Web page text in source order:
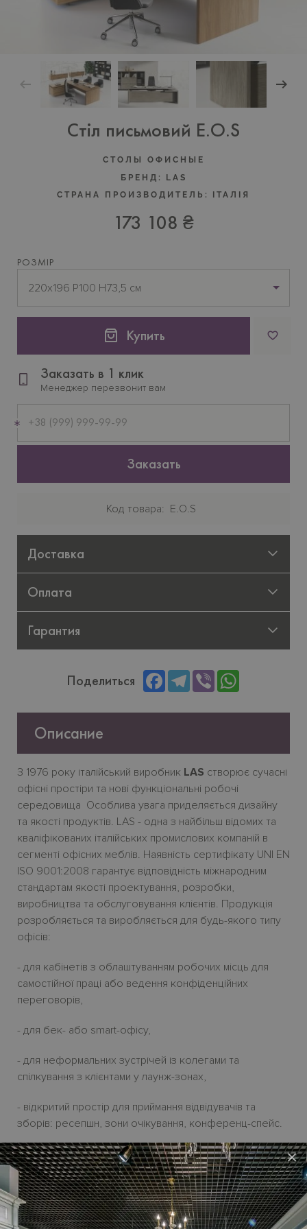
×
Стіл письмовий E.O.S
СТОЛЫ ОФИСНЫЕ
СТРАНА ПРОИЗВОДИТЕЛЬ: ІТАЛІЯ
БРЕНД: LAS
173 108 ₴
РОЗМІР
220x196 P100 H73,5 см
Купить
Заказать в 1 клик
Менеджер перезвонит вам
телефон
Заказать
Код товара E.O.S
Доставка
Оплата
Гарантия
Поделиться FacebookTelegram
Viber
Описание
З 1976 року італійський виробник LAS створює сучасні
офісні простіри та нові функціональні робочі
середовища Особлива увага приделяється дизайну
та якості продуктів. LAS - одна з найбільш відомих та
кваліфікованих італійських промислових компаній в
сегменті офісних меблів. Наявність сертифікату UNI EN
ISO 9001:2008 гарантує відповідність міжнародним
стандартам якості проектування, розробки,
виробництва та обслуговування клієнтів. Продукція
розробляється та виробляється ​​для будь-якого типу
офісів:
- для кабінетів з облаштуванням робочих місць для
самостійної праці або ведення конфіденційних
переговорів,
- для бек- або smart-офісу,
- для неформальних зустрічей із колегами та
спілкування з клієнтами у лаунж-зонах,
- відкритий простір для приймання відвідувачів та
зборів: ресепшн, зони очікування, конференц-спейс.
Письмовий стілE.O.Sрозроблений для динамічних та
ефективних керівників. Великі ламіновані поверхні з
ефектом дерева або скляні стільниці, комоди с
висувними шухлядами, оздоблені плавним висуванням,
мобільні тумби на роликах, корисні аксесаури -